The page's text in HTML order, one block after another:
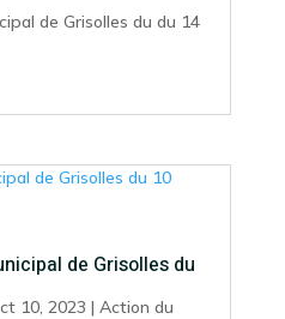
de Grisolles du du 14
de Grisolles du
10, 2023 | Action du